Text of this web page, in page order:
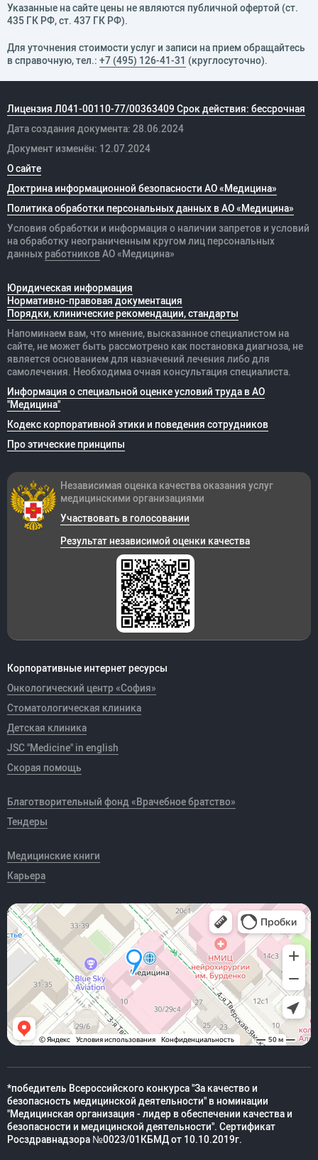
Указанные на сайте цены не являются публичной офертой (ст.
435 ГК РФ, cт. 437 ГК РФ).
Для уточнения стоимости услуг и записи на прием обращайтесь
в справочную, тел.: +7 (495) 126-41-31 (круглосуточно).
Лицензия Л041-00110-77/00363409 Срок действия: бессрочная
Дата создания документа: 28.06.2024
Документ изменён: 12.07.2024
О сайте
Доктрина информационной безопасности АО «Медицина»
Политика обработки персональных данных в АО «Медицина»
Условия обработки и информация о наличии запретов и условий
на обработку неограниченным кругом лиц персональных
данных работников АО «Медицина»
Юридическая информация
Нормативно-правовая документация
Порядки, клинические рекомендации, стандарты
Напоминаем вам, что мнение, высказанное специалистом на
сайте, не может быть рассмотрено как постановка диагноза, не
является основанием для назначений лечения либо для
самолечения. Необходима очная консультация специалиста.
Информация о специальной оценке условий труда в АО
"Медицина"
Кодекс корпоративной этики и поведения сотрудников
Про этические принципы
Корпоративные интернет ресурсы
Онкологический центр «София»
Стоматологическая клиника
Детская клиника
JSC "Medicine" in english
Скорая помощь
Благотворительный фонд «Врачебное братство»
Тендеры
Медицинские книги
Карьера
Независимая оценка качества оказания услуг
медицинскими организациями
Участвовать в голосовании
Результат независимой оценки качества
*победитель Всероссийского конкурса "За качество и
безопасность медицинской деятельности" в номинации
"Медицинская организация - лидер в обеспечении качества и
безопасности и медицинской деятельности". Сертификат
Росздравнадзора №0023/01КБМД от 10.10.2019г.